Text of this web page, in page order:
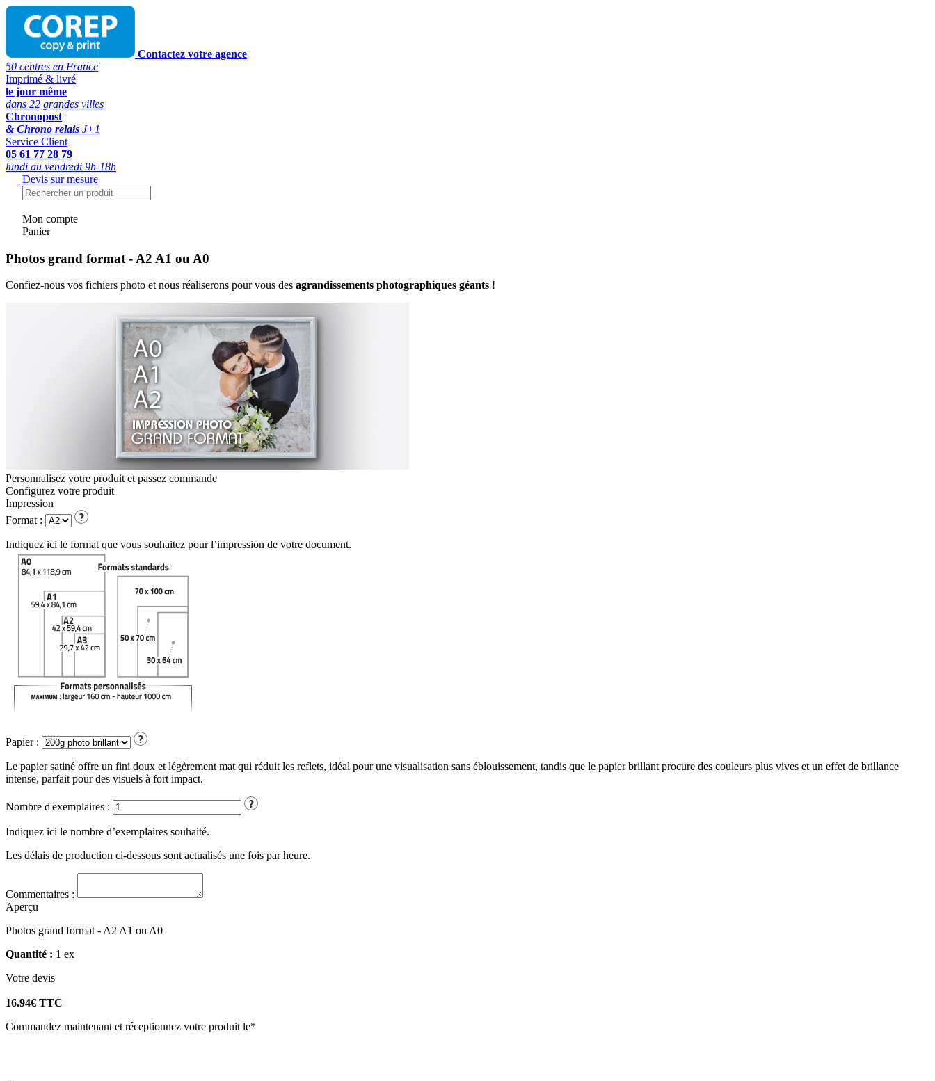
Contactez votre agence
50 centres en France
Imprimé & livré
le jour même
dans 22 grandes villes
Chronopost
& Chrono relais J+1
Service Client
05 61 77 28 79
lundi au vendredi 9h-18h
Devis sur mesure
Mon compte
Panier
Photos grand format - A2 A1 ou A0
Confiez-nous vos fichiers photo et nous réaliserons pour vous des agrandissements photographiques géants !
Personnalisez votre produit et passez commande
Configurez votre produit
Impression
Format :
Indiquez ici le format que vous souhaitez pour l’impression de votre document.
Papier :
Le papier satiné offre un fini doux et légèrement mat qui réduit les reflets, idéal pour une visualisation sans éblouissement, tandis que le papier brillant procure des couleurs plus vives et un effet de brillance
intense, parfait pour des visuels à fort impact.
Nombre d'exemplaires :
Indiquez ici le nombre d’exemplaires souhaité.
Les délais de production ci-dessous sont actualisés une fois par heure.
Commentaires :
Aperçu
Photos grand format - A2 A1 ou A0
Quantité : 1 ex
Votre devis
16.94€ TTC
Commandez maintenant et réceptionnez votre produit le*